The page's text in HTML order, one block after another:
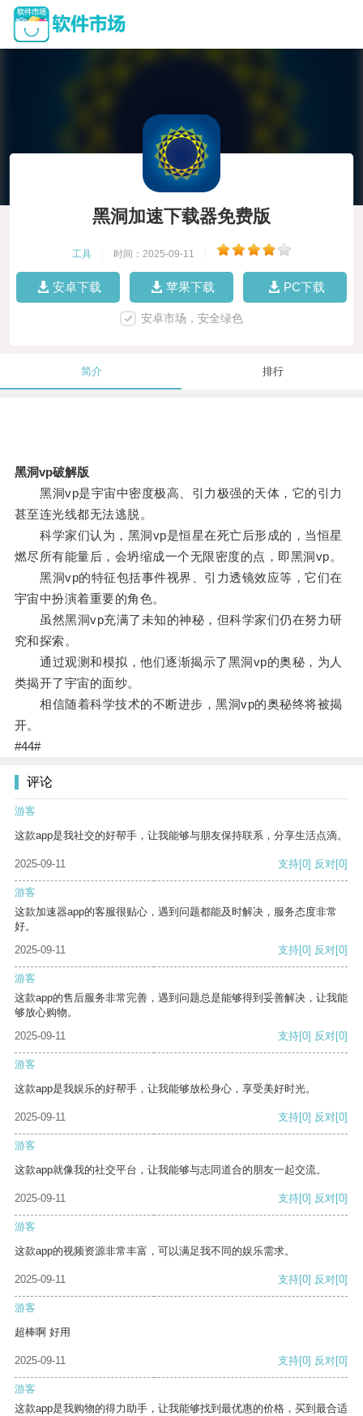
黑洞加速下载器免费版
工具 时间：2025-09-11
安卓下载 苹果下载 PC下载
安卓市场，安全绿色
简介 排行
黑洞vp破解版
黑洞vp是宇宙中密度极高、引力极强的天体，它的引力
甚至连光线都无法逃脱。
科学家们认为，黑洞vp是恒星在死亡后形成的，当恒星
燃尽所有能量后，会坍缩成一个无限密度的点，即黑洞vp。
黑洞vp的特征包括事件视界、引力透镜效应等，它们在
宇宙中扮演着重要的角色。
虽然黑洞vp充满了未知的神秘，但科学家们仍在努力研
究和探索。
通过观测和模拟，他们逐渐揭示了黑洞vp的奥秘，为人
类揭开了宇宙的面纱。
相信随着科学技术的不断进步，黑洞vp的奥秘终将被揭
开。
#44#
评论
游客
这款app是我社交的好帮手，让我能够与朋友保持联系，分享生活点滴。
2025-09-11 支持[0] 反对[0]
游客
这款加速器app的客服很贴心，遇到问题都能及时解决，服务态度非常
好。
2025-09-11
支持[0] 反对[0]
游客
这款app的售后服务非常完善，遇到问题总是能够得到妥善解决，让我能
够放心购物。
2025-09-11
支持[0] 反对[0]
游客
这款app是我娱乐的好帮手，让我能够放松身心，享受美好时光。
2025-09-11 支持[0] 反对[0]
游客
这款app就像我的社交平台，让我能够与志同道合的朋友一起交流。
2025-09-11 支持[0] 反对[0]
游客
这款app的视频资源非常丰富，可以满足我不同的娱乐需求。
2025-09-11 支持[0] 反对[0]
游客
超棒啊 好用
2025-09-11 支持[0] 反对[0]
游客
这款app是我购物的得力助手，让我能够找到最优惠的价格，买到最合适